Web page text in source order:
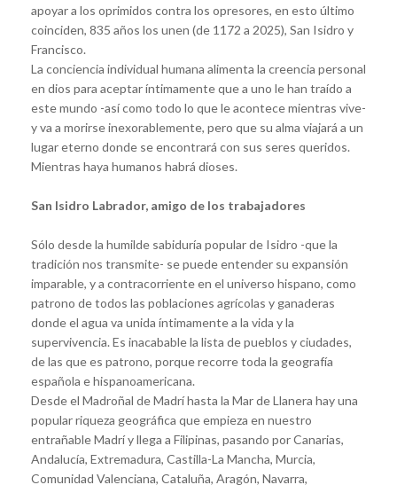
apoyar a los oprimidos contra los opresores, en esto último
coinciden, 835 años los unen (de 1172 a 2025), San Isidro y
Francisco.
La conciencia individual humana alimenta la creencia personal
en dios para aceptar íntimamente que a uno le han traído a
este mundo -así como todo lo que le acontece mientras vive-
y va a morirse inexorablemente, pero que su alma viajará a un
lugar eterno donde se encontrará con sus seres queridos.
Mientras haya humanos habrá dioses.
San Isidro Labrador, amigo de los trabajadores
Sólo desde la humilde sabiduría popular de Isidro -que la
tradición nos transmite- se puede entender su expansión
imparable, y a contracorriente en el universo hispano, como
patrono de todos las poblaciones agrícolas y ganaderas
donde el agua va unida íntimamente a la vida y la
supervivencia. Es inacabable la lista de pueblos y ciudades,
de las que es patrono, porque recorre toda la geografía
española e hispanoamericana.
Desde el Madroñal de Madrí hasta la Mar de Llanera hay una
popular riqueza geográfica que empieza en nuestro
entrañable Madrí y llega a Filipinas, pasando por Canarias,
Andalucía, Extremadura, Castilla-La Mancha, Murcia,
Comunidad Valenciana, Cataluña, Aragón, Navarra,